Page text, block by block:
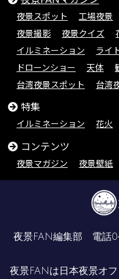
夜景スポット 工場夜景
夜景撮影
夜景クイズ
イルミネーション
ライ
ドローンショー
天体
台湾夜景スポット
台湾
特集
イルミネーション 花火
コンテンツ
夜景マガジン 夜景壁紙
夜景FAN編集部 電話
夜景FANは 日本夜景オ